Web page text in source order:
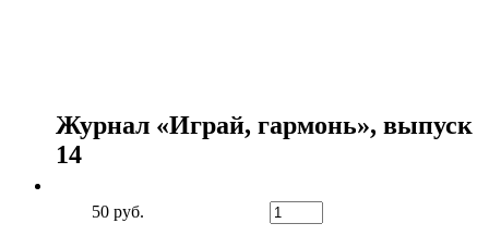
Журнал «Играй, гармонь», выпуск
14
50 руб.